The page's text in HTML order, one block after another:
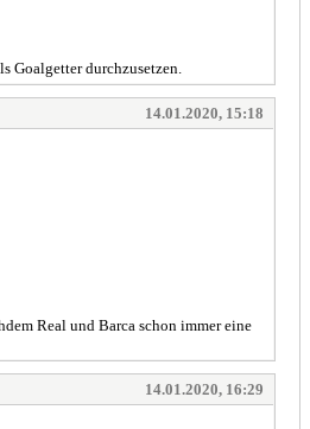
Goalgetter durchzusetzen.
14.01.2020, 15:18
Real und Barca schon immer eine
14.01.2020, 16:29